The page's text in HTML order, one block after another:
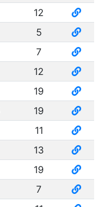
12
5
7
12
19
19
11
13
19
7